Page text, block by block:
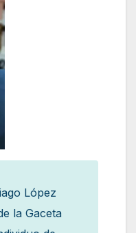
López
la Gaceta